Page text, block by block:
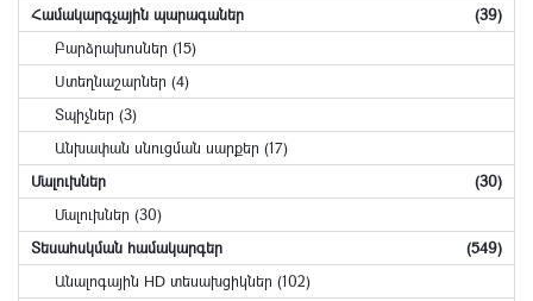
Համակարգչային պարագաներ
(39)
Բարձրախոսներ (15)
Ստեղնաշարներ (4)
Տպիչներ (3)
Անխափան սնուցման սարքեր (17)
Մալուխներ
(30)
Մալուխներ (30)
Տեսահսկման համակարգեր
(549)
Անալոգային HD տեսախցիկներ (102)